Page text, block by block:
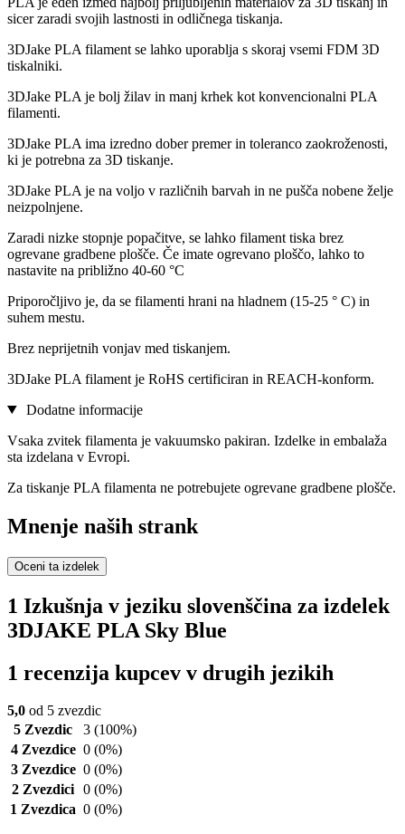
sicer zaradi svojih lastnosti in odličnega tiskanja.
3DJake PLA filament se lahko uporablja s skoraj vsemi FDM 3D
tiskalniki.
3DJake PLA je bolj žilav in manj krhek kot konvencionalni PLA
filamenti.
3DJake PLA ima izredno dober premer in toleranco zaokroženosti,
ki je potrebna za 3D tiskanje.
3DJake PLA je na voljo v različnih barvah in ne pušča nobene želje
neizpolnjene.
Zaradi nizke stopnje popačitve, se lahko filament tiska brez
ogrevane gradbene plošče. Če imate ogrevano ploščo, lahko to
nastavite na približno 40-60 °C
Priporočljivo je, da se filamenti hrani na hladnem (15-25 ° C) in
suhem mestu.
Brez neprijetnih vonjav med tiskanjem.
3DJake PLA filament je RoHS certificiran in REACH-konform.
Dodatne informacije
Vsaka zvitek filamenta je vakuumsko pakiran. Izdelke in embalaža
sta izdelana v Evropi.
Za tiskanje PLA filamenta ne potrebujete ogrevane gradbene plošče.
Mnenje naših strank
Oceni ta izdelek
1 Izkušnja v jeziku slovenščina za izdelek
3DJAKE PLA Sky Blue
1 recenzija kupcev v drugih jezikih
5,0 od 5 zvezdic
5 Zvezdic
3 (100%)
4 Zvezdice 0 (0%)
3 Zvezdice 0 (0%)
2 Zvezdici 0 (0%)
1 Zvezdica 0 (0%)